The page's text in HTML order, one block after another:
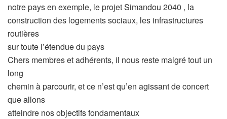
notre pays en exemple, le projet Simandou 2040 , la
construction des logements sociaux, les infrastructures
routières
sur toute l’étendue du pays
Chers membres et adhérents, il nous reste malgré tout un
long
chemin à parcourir, et ce n’est qu’en agissant de concert
que allons
atteindre nos objectifs fondamentaux